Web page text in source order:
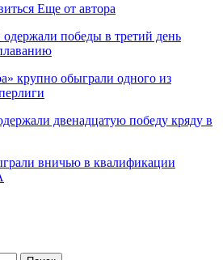
Еще от автора
победы в третий день
крупно обыграли одного из
двенадцатую победу кряду в
вничью в квалификации